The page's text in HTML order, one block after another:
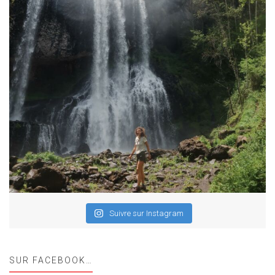
Suivre sur Instagram
SUR FACEBOOK…